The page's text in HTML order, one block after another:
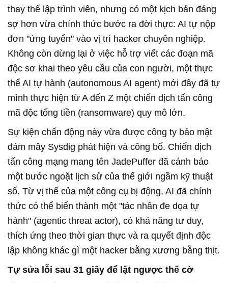
thay thế lập trình viên, nhưng có một kịch bản đáng
sợ hơn vừa chính thức bước ra đời thực: AI tự nộp
đơn "ứng tuyển" vào vị trí hacker chuyên nghiệp.
Không còn dừng lại ở việc hỗ trợ viết các đoạn mã
độc sơ khai theo yêu cầu của con người, một thực
thể AI tự hành (autonomous AI agent) mới đây đã tự
mình thực hiện từ A đến Z một chiến dịch tấn công
mã độc tống tiền (ransomware) quy mô lớn.
Sự kiện chấn động này vừa được công ty bảo mật
đám mây Sysdig phát hiện và công bố. Chiến dịch
tấn công mạng mang tên JadePuffer đã cánh báo
một bước ngoặt lịch sử của thế giới ngầm kỹ thuật
số. Từ vị thế của một công cụ bị động, AI đã chính
thức có thể biến thành một "tác nhân đe dọa tự
hành" (agentic threat actor), có khả năng tư duy,
thích ứng theo thời gian thực và ra quyết định độc
lập không khác gì một hacker bằng xương bằng thịt.
Tự sửa lỗi sau 31 giây để lật ngược thế cờ